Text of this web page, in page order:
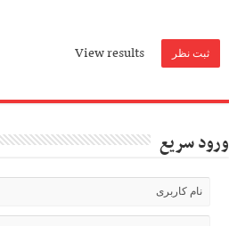
View results
ورود سریع